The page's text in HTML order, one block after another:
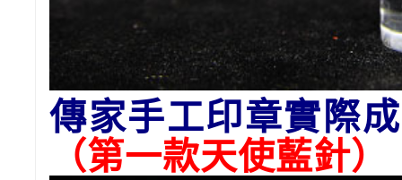
傳家手工印章實際
（第一款天使藍針